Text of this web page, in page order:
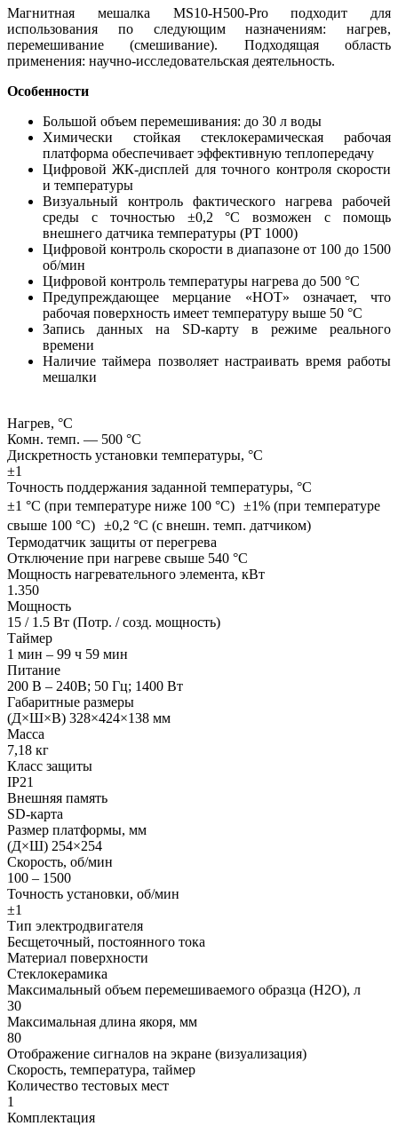
Магнитная мешалка MS10-H500-Pro подходит для
использования по следующим назначениям: нагрев,
перемешивание (смешивание). Подходящая область
применения: научно-исследовательская деятельность.
Особенности
Большой объем перемешивания: до 30 л воды
Химически стойкая стеклокерамическая рабочая
платформа обеспечивает эффективную теплопередачу
Цифровой ЖК-дисплей для точного контроля скорости
и температуры
Визуальный контроль фактического нагрева рабочей
среды с точностью ±0,2 °C возможен с помощь
внешнего датчика температуры (PT 1000)
Цифровой контроль скорости в диапазоне от 100 до 1500
об/мин
Цифровой контроль температуры нагрева до 500 °C
Предупреждающее мерцание «HOT» означает, что
рабочая поверхность имеет температуру выше 50 °C
Запись данных на SD-карту в режиме реального
времени
Наличие таймера позволяет настраивать время работы
мешалки
Нагрев, °С
Комн. темп. — 500 °C
Дискретность установки температуры, °С
±1
Точность поддержания заданной температуры, °С
±1 °C (при температуре ниже 100 °C) ±1% (при температуре
свыше 100 °C) ±0,2 °C (с внешн. темп. датчиком)
Термодатчик защиты от перегрева
Отключение при нагреве свыше 540 °C
Мощность нагревательного элемента, кВт
1.350
Мощность
15 / 1.5 Вт (Потр. / созд. мощность)
Таймер
1 мин – 99 ч 59 мин
Питание
200 В – 240В; 50 Гц; 1400 Вт
Габаритные размеры
(Д×Ш×В) 328×424×138 мм
Масса
7,18 кг
Класс защиты
IP21
Внешняя память
SD-карта
Размер платформы, мм
(Д×Ш) 254×254
Скорость, об/мин
100 – 1500
Точность установки, об/мин
±1
Тип электродвигателя
Бесщеточный, постоянного тока
Материал поверхности
Стеклокерамика
Максимальный объем перемешиваемого образца (Н2О), л
30
Максимальная длина якоря, мм
80
Отображение сигналов на экране (визуализация)
Скорость, температура, таймер
Количество тестовых мест
1
Комплектация